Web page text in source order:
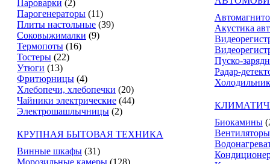
Пароварки (2)
Парогенераторы (11)
Плиты настольные (39)
Соковыжималки (9)
Термопоты (16)
Тостеры (22)
Утюги (13)
Фритюрницы (4)
Хлебопечи, хлебопечки (20)
Чайники электрические (44)
Электрошашлычницы (2)
КРУПНАЯ БЫТОВАЯ ТЕХНИКА
Винные шкафы (31)
Морозильные камеры (128)
Акустика
Пуско-
Радар-
Биокамины
Вентиляторы